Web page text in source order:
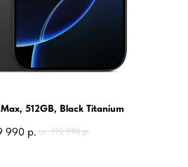
512GB, Black Titanium
990 р. 175 990 р.